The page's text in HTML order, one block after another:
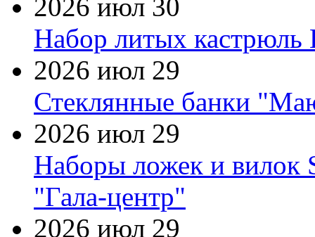
2026 июл 30
Набор литых кастрюль
2026 июл 29
Стеклянные банки
2026 июл 29
Наборы ложек и вилок
"Гала-центр"
2026 июл 29